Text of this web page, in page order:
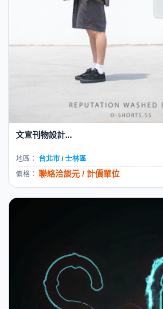
文宣刊物設計...
地區：
台北市 / 士林區
價格： 聯絡洽談元 / 計價單位